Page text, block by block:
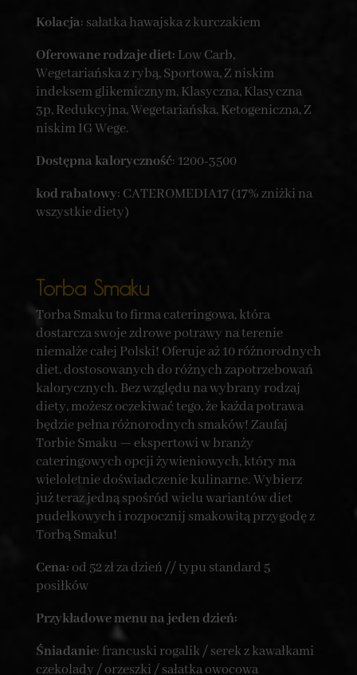
Kolacja: sałatka hawajska z kurczakiem
Oferowane rodzaje diet: Low Carb,
Wegetariańska z rybą, Sportowa, Z niskim
indeksem glikemicznym, Klasyczna, Klasyczna
3p, Redukcyjna, Wegetariańska, Ketogeniczna, Z
niskim IG Wege.
Dostępna kaloryczność: 1200-3500
kod rabatowy: CATEROMEDIA17 (17% zniżki na
wszystkie diety)
Torba Smaku
Torba Smaku to firma cateringowa, która
dostarcza swoje zdrowe potrawy na terenie
niemalże całej Polski! Oferuje aż 10 różnorodnych
diet, dostosowanych do różnych zapotrzebowań
kalorycznych. Bez względu na wybrany rodzaj
diety, możesz oczekiwać tego, że każda potrawa
będzie pełna różnorodnych smaków! Zaufaj
Torbie Smaku — ekspertowi w branży
cateringowych opcji żywieniowych, który ma
wieloletnie doświadczenie kulinarne. Wybierz
już teraz jedną spośród wielu wariantów diet
pudełkowych i rozpocznij smakowitą przygodę z
Torbą Smaku!
Cena: od 52 zł za dzień // typu standard 5
posiłków
Przykładowe menu na jeden dzień:
Śniadanie: francuski rogalik / serek z kawałkami
czekolady / orzeszki / sałatka owocowa